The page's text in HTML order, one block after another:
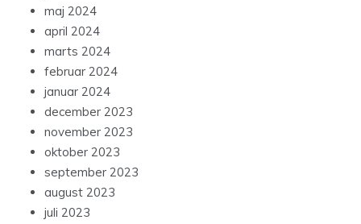
maj 2024
april 2024
marts 2024
februar 2024
januar 2024
december 2023
november 2023
oktober 2023
september 2023
august 2023
juli 2023